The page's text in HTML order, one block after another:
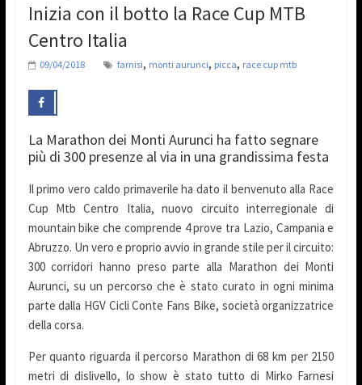
Inizia con il botto la Race Cup MTB
Centro Italia
09/04/2018 farnisi, monti aurunci, picca, race cup mtb
La Marathon dei Monti Aurunci ha fatto segnare
più di 300 presenze al via in una grandissima festa
Il primo vero caldo primaverile ha dato il benvenuto alla Race
Cup Mtb Centro Italia, nuovo circuito interregionale di
mountain bike che comprende 4 prove tra Lazio, Campania e
Abruzzo. Un vero e proprio avvio in grande stile per il circuito:
300 corridori hanno preso parte alla Marathon dei Monti
Aurunci, su un percorso che è stato curato in ogni minima
parte dalla HGV Cicli Conte Fans Bike, società organizzatrice
della corsa.
Per quanto riguarda il percorso Marathon di 68 km per 2150
metri di dislivello, lo show è stato tutto di Mirko Farnesi